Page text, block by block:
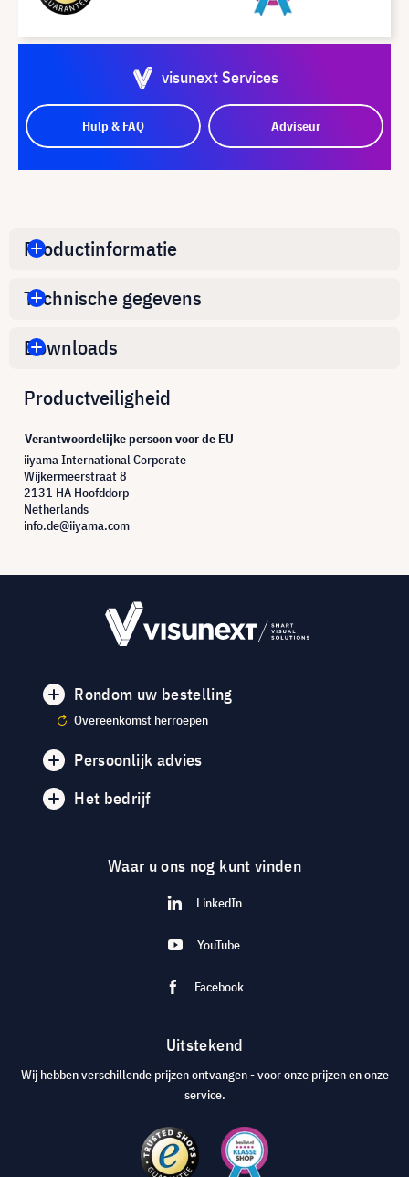
visunext Services
Hulp & FAQ Adviseur
Productinformatie
Technische gegevens
Downloads
Productveiligheid
Verantwoordelijke persoon voor de EU
iiyama International Corporate
Wijkermeerstraat 8
2131 HA Hoofddorp
Netherlands
info.de@iiyama.com
Rondom uw bestelling
Overeenkomst herroepen
Persoonlijk advies
Het bedrijf
Waar u ons nog kunt vinden
LinkedIn
YouTube
Facebook
Uitstekend
Wij hebben verschillende prijzen ontvangen - voor onze prijzen en onze
service.